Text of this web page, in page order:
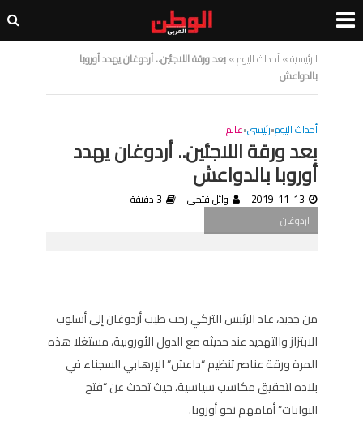
الرئيسية»أحداث اليوم»بعد ورقة اللاجئين.. أردوغان يهدد أوروبا
بالدواعش
أحداث اليوم•رئيسى•عالم
بعد ورقة اللاجئين.. أردوغان يهدد
أوروبا بالدواعش
2019-11-13 وائل فتحى
3 دقيقة
اردوغان
من جديد، عاد الرئيس التركي رجب طيب أردوغان إلى أسلوب
الابتزاز والتهديد عند حديثه مع الدول الأوروبية، مستغلا هذه
المرة ورقة عناصر تنظيم “داعش” الإرهابي السجناء في
بلاده لتحقيق مكاسب سياسية، حيث تحدث عن “فتح
البوابات” أمامهم نحو أوروبا.